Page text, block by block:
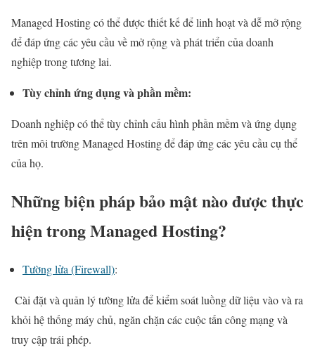
Managed Hosting có thể được thiết kế để linh hoạt và dễ mở rộng
để đáp ứng các yêu cầu về mở rộng và phát triển của doanh
nghiệp trong tương lai.
Tùy chỉnh ứng dụng và phần mềm:
Doanh nghiệp có thể tùy chỉnh cấu hình phần mềm và ứng dụng
trên môi trường Managed Hosting để đáp ứng các yêu cầu cụ thể
của họ.
Những biện pháp bảo mật nào được thực
hiện trong Managed Hosting?
Tường lửa (Firewall):
Cài đặt và quản lý tường lửa để kiểm soát luồng dữ liệu vào và ra
khỏi hệ thống máy chủ, ngăn chặn các cuộc tấn công mạng và
truy cập trái phép.